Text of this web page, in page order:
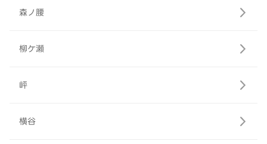
森ノ腰
柳ケ瀬
岼
横谷